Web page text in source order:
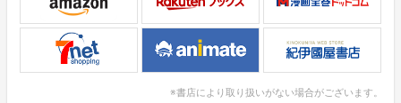
※書店により取り扱いがない場合がございます。